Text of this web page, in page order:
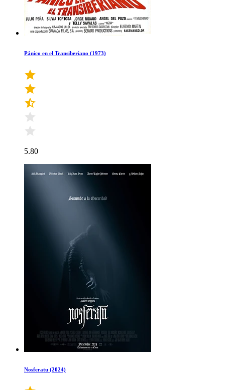
Pánico en el Transiberiano (1973)
5.80
Nosferatu (2024)